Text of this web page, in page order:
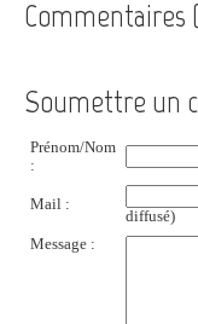
Commentaires
Soumettre un
Prénom/Nom
:
Mail :
diffusé)
Message :